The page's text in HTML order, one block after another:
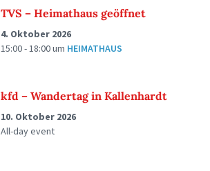
TVS – Heimathaus geöffnet
4. Oktober 2026
15:00 - 18:00um HEIMATHAUS
kfd – Wandertag in Kallenhardt
10. Oktober 2026
All-day event